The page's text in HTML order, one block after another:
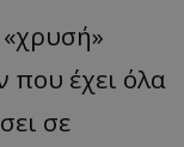
«χρυσή»
που έχει όλα
σε